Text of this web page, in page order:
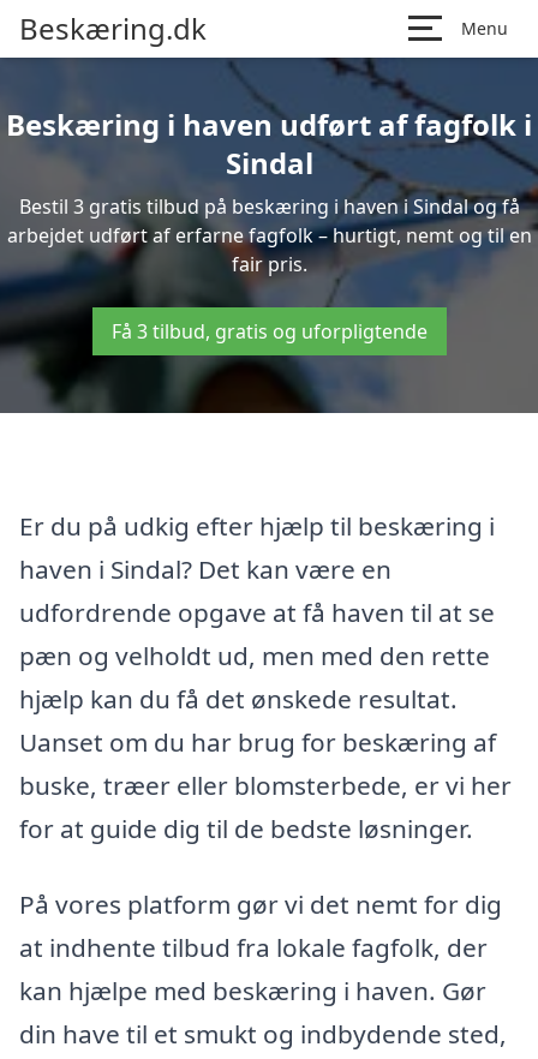
Beskæring.dk Menu
Beskæring i haven udført af fagfolk i
Sindal
Bestil 3 gratis tilbud på beskæring i haven i Sindal og få
arbejdet udført af erfarne fagfolk – hurtigt, nemt og til en
fair pris.
Få 3 tilbud, gratis og uforpligtende
Er du på udkig efter hjælp til beskæring i
haven i Sindal? Det kan være en
udfordrende opgave at få haven til at se
pæn og velholdt ud, men med den rette
hjælp kan du få det ønskede resultat.
Uanset om du har brug for beskæring af
buske, træer eller blomsterbede, er vi her
for at guide dig til de bedste løsninger.
På vores platform gør vi det nemt for dig
at indhente tilbud fra lokale fagfolk, der
kan hjælpe med beskæring i haven. Gør
din have til et smukt og indbydende sted,